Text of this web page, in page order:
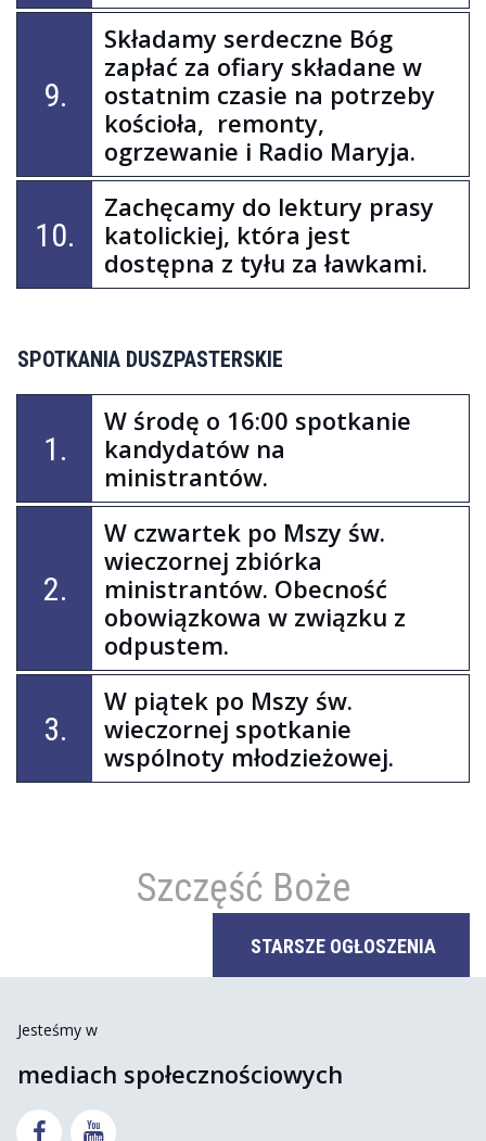
9.
Składamy serdeczne Bóg
zapłać za ofiary składane w
ostatnim czasie na potrzeby
kościoła, remonty,
ogrzewanie i Radio Maryja.
10.
Zachęcamy do lektury prasy
katolickiej, która jest
dostępna z tyłu za ławkami.
SPOTKANIA DUSZPASTERSKIE
1.
W środę o 16:00 spotkanie
kandydatów na
ministrantów.
2.
W czwartek po Mszy św.
wieczornej zbiórka
ministrantów. Obecność
obowiązkowa w związku z
odpustem.
3.
W piątek po Mszy św.
wieczornej spotkanie
wspólnoty młodzieżowej.
Szczęść Boże
STARSZE OGŁOSZENIA
Jesteśmy w
mediach społecznościowych
 